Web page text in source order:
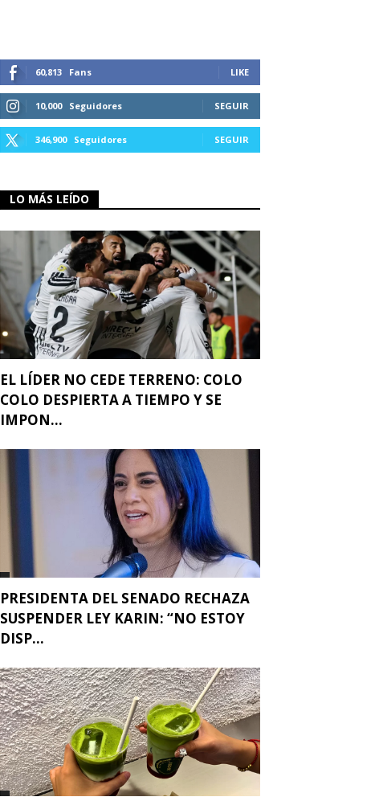
60,813 Fans LIKE
10,000 Seguidores SEGUIR
346,900 Seguidores SEGUIR
LO MÁS LEÍDO
EL LÍDER NO CEDE TERRENO: COLO
COLO DESPIERTA A TIEMPO Y SE
IMPON...
PRESIDENTA DEL SENADO RECHAZA
SUSPENDER LEY KARIN: “NO ESTOY
DISP...